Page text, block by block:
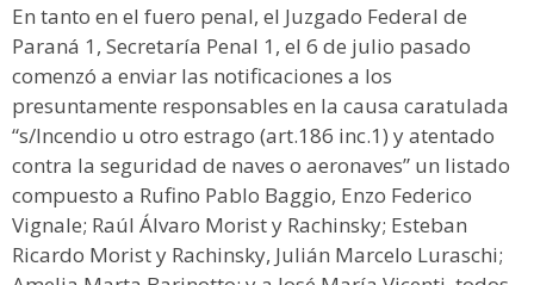
En tanto en el fuero penal, el Juzgado Federal de
Paraná 1, Secretaría Penal 1, el 6 de julio pasado
comenzó a enviar las notificaciones a los
presuntamente responsables en la causa caratulada
“s/Incendio u otro estrago (art.186 inc.1) y atentado
contra la seguridad de naves o aeronaves” un listado
compuesto a Rufino Pablo Baggio, Enzo Federico
Vignale; Raúl Álvaro Morist y Rachinsky; Esteban
Ricardo Morist y Rachinsky, Julián Marcelo Luraschi;